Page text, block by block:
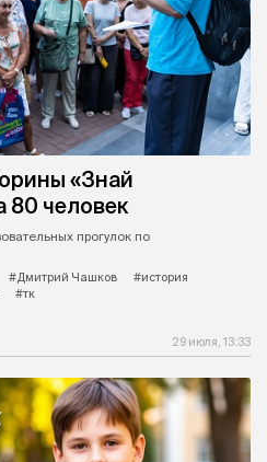
«Знай
80 человек
прогулок по
#Дмитрий Чашков
#история
#тк
29 июля, 13:33